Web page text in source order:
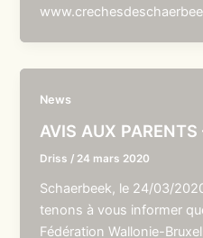
News
AVIS AUX PARENTS
Driss / 24 mars 2020
Schaerbeek, le 24/03/
tenons à vous informer
Fédération Wallonie-